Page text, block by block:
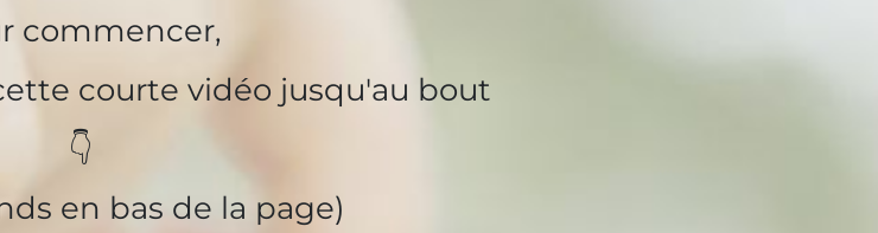
commencer,
courte vidéo jusqu'au bout
👇
en bas de la page)